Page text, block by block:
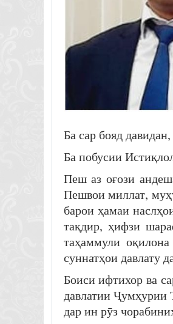
Ба сар бояд
Ба побусии
Пеш аз оғози
Пешвои миллат,
барои ҳамаи
тақдир, ҳифзи
таҳаммули
суннатҳои давлату
Боиси ифтихор ва
давлатии Ҷумҳурии
дар ин рӯз